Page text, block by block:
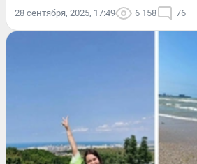
28 сентября, 2025, 17:49 6 158 76